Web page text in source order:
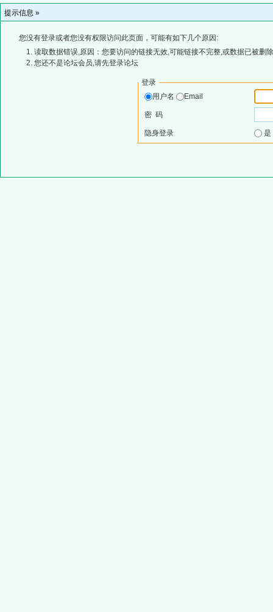
提示信息 »
您没有登录或者您没有权限访问此页面，可能有如下几个原因:
读取数据错误,原因：您要访问的链接无效,可能链接不完整,或数据已被删
您还不是论坛会员,请先登录论坛
登录
用户名
Email
密 码
隐身登录